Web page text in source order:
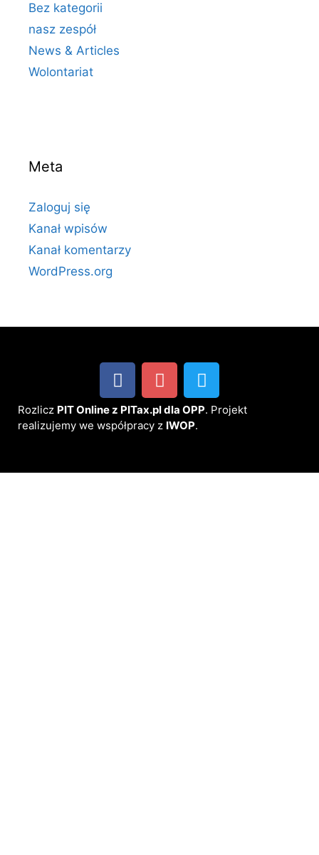
Bez kategorii
nasz zespół
News & Articles
Wolontariat
Meta
Zaloguj się
Kanał wpisów
Kanał komentarzy
WordPress.org
Rozlicz PIT Online z PITax.pl dla OPP. Projekt
realizujemy we współpracy z IWOP.